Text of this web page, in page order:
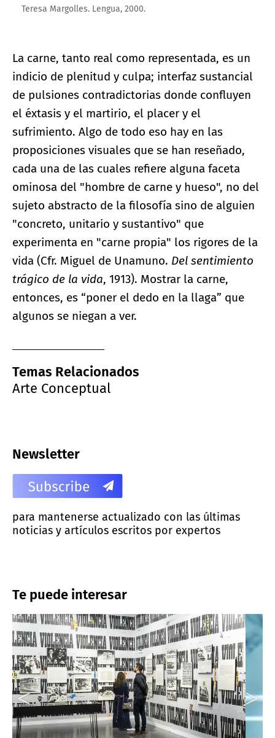
Teresa Margolles. Lengua, 2000.
La carne, tanto real como representada, es un
indicio de plenitud y culpa; interfaz sustancial
de pulsiones contradictorias donde confluyen
el éxtasis y el martirio, el placer y el
sufrimiento. Algo de todo eso hay en las
proposiciones visuales que se han reseñado,
cada una de las cuales refiere alguna faceta
ominosa del "hombre de carne y hueso", no del
sujeto abstracto de la filosofía sino de alguien
"concreto, unitario y sustantivo" que
experimenta en "carne propia" los rigores de la
vida (Cfr. Miguel de Unamuno. Del sentimiento
trágico de la vida, 1913). Mostrar la carne,
entonces, es “poner el dedo en la llaga” que
algunos se niegan a ver.
Temas Relacionados
Arte Conceptual
Newsletter
para mantenerse actualizado con las últimas
noticias y artículos escritos por expertos
Te puede interesar